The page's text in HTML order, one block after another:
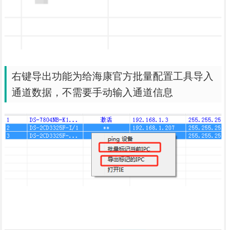
右键导出功能为给海康官方批量配置工具导入
通道数据，不需要手动输入通道信息